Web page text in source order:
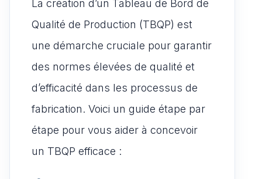
La création d’un Tableau de Bord de
Qualité de Production (TBQP) est
une démarche cruciale pour garantir
des normes élevées de qualité et
d’efficacité dans les processus de
fabrication. Voici un guide étape par
étape pour vous aider à concevoir
un TBQP efficace :